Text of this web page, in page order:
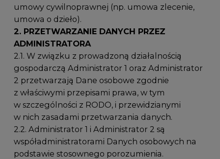
umowy cywilnoprawnej (np. umowa zlecenie,
umowa o dzieło).
2. PRZETWARZANIE DANYCH PRZEZ
ADMINISTRATORA
2.1. W związku z prowadzoną działalnością
gospodarczą Administrator 1 oraz Administrator
2 przetwarzają Dane osobowe zgodnie
z właściwymi przepisami prawa, w tym
w szczególności z RODO, i przewidzianymi
w nich zasadami przetwarzania danych.
2.2. Administrator 1 i Administrator 2 są
współadministratorami Danych osobowych na
podstawie stosownego porozumienia.